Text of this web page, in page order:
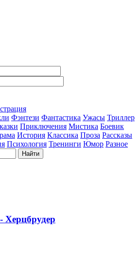
Фэнтези Фантастика Ужасы Триллер
Приключения Мистика Боевик
История Классика Проза Рассказы
Психология Тренинги Юмор Разное
Найти
Херцбрудер